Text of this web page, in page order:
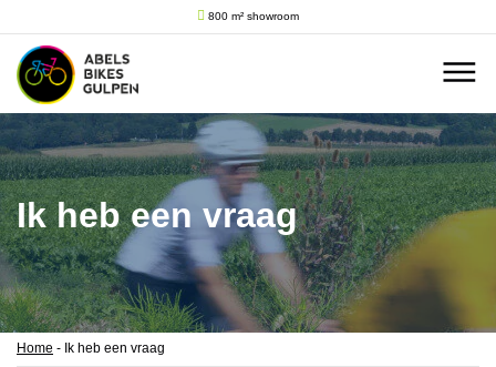
800 m² showroom
Ik heb een vraag
Home - Ik heb een vraag